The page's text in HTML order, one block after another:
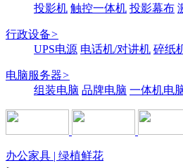
投影机 触控一体机 投影幕布
行政设备>
UPS电源 电话机/对讲机 碎纸
电脑服务器>
组装电脑 品牌电脑 一体机电
办公家具 | 绿植鲜花